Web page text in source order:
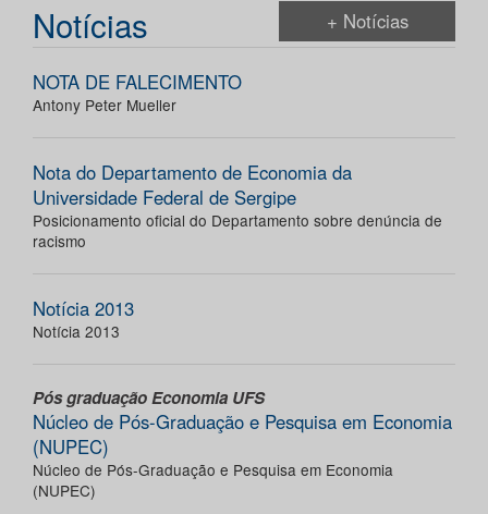
Notícias + Notícias
NOTA DE FALECIMENTO
Antony Peter Mueller
Nota do Departamento de Economia da
Universidade Federal de Sergipe
Posicionamento oficial do Departamento sobre denúncia de
racismo
Notícia 2013
Notícia 2013
Pós graduação Economia UFS
Núcleo de Pós-Graduação e Pesquisa em Economia
(NUPEC)
Núcleo de Pós-Graduação e Pesquisa em Economia
(NUPEC)